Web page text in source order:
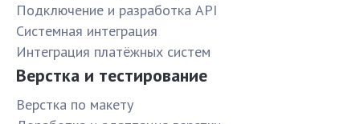
Подключение и разработка API
Системная интеграция
Интеграция платёжных систем
Верстка и тестирование
Верстка по макету